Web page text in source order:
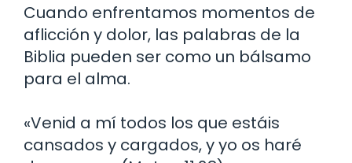
Cuando enfrentamos momentos de
aflicción y dolor, las palabras de la
Biblia pueden ser como un bálsamo
para el alma.
«Venid a mí todos los que estáis
cansados y cargados, y yo os haré